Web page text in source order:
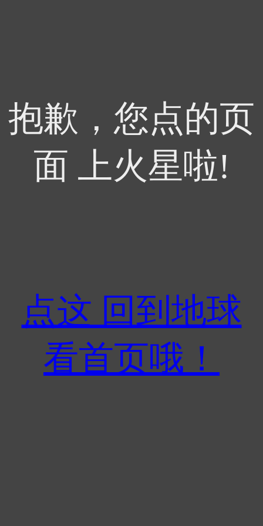
抱歉，您点的页
面 上火星啦!
点这 回到地球
看首页哦！